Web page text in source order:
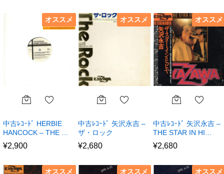
オススメ
中古ﾚｺｰﾄﾞ HERBIE
HANCOCK – THE …
¥2,900
オススメ
中古ﾚｺｰﾄﾞ 矢沢永吉 –
ザ・ロック
¥2,680
オススメ
中古ﾚｺｰﾄﾞ 矢沢永吉 –
THE STAR IN HI…
¥2,680
オススメ オススメ オススメ